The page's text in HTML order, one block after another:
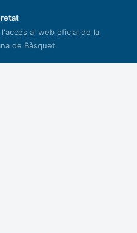
al web oficial de la
de Bàsquet.